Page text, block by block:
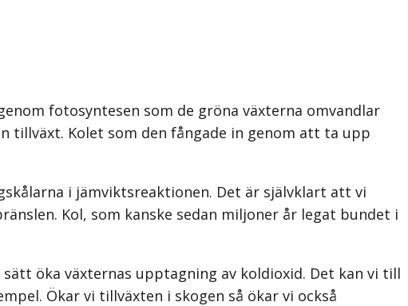
fotosyntesen som de gröna växterna omvandlar
tillväxt. Kolet som den fångade in genom att ta upp
i jämviktsreaktionen. Det är självklart att vi
Kol, som kanske sedan miljoner år legat bundet i
öka växternas upptagning av koldioxid. Det kan vi till
Ökar vi tillväxten i skogen så ökar vi också